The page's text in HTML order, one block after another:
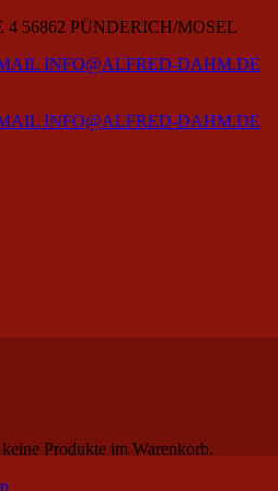
4 56862 PÜNDERICH/MOSEL
INFO@ALFRED-DAHM.DE
INFO@ALFRED-DAHM.DE
Produkte im Warenkorb.